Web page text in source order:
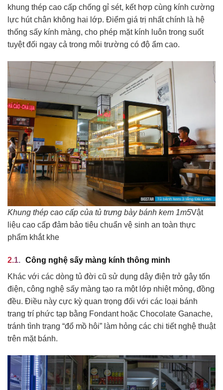
khung thép cao cấp chống gỉ sét, kết hợp cùng kính cường
lực hút chân không hai lớp. Điểm giá trị nhất chính là hệ
thống sấy kính màng, cho phép mặt kính luôn trong suốt
tuyệt đối ngay cả trong môi trường có độ ẩm cao.
Khung thép cao cấp của tủ trưng bày bánh kem 1m5Vật
liệu cao cấp đảm bảo tiêu chuẩn vệ sinh an toàn thực
phẩm khắt khe
Công nghệ sấy màng kính thông minh
Khác với các dòng tủ đời cũ sử dụng dây điện trở gây tốn
điện, công nghệ sấy màng tạo ra một lớp nhiệt mỏng, đồng
đều. Điều này cực kỳ quan trọng đối với các loại bánh
trang trí phức tạp bằng Fondant hoặc Chocolate Ganache,
tránh tình trạng “đổ mồ hôi” làm hỏng các chi tiết nghệ thuật
trên mặt bánh.